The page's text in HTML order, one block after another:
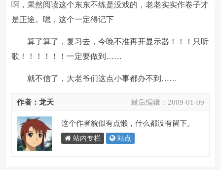
啊，果然阅读这个东东不练是没戏的，老老实实作卷子才
是正途。嗯，这个一定得记下
算了算了，复习去，今晚不准再开显示器！！！只听
歌！！！！！！一定要做到……
就不信了，大老爷们这点小事都办不到……
最后编辑： 2009-01-09
作者：龙天
这个作者貌似有点懒，什么都没有留下。
站内专栏 站点